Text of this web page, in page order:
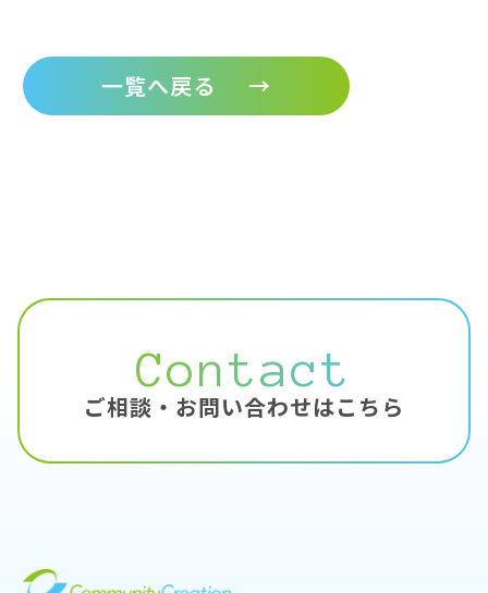
一覧へ戻る →
Contact
ご相談・お問い合わせはこちら